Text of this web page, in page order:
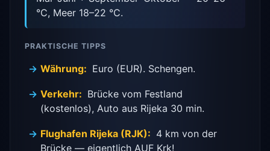
°C, Meer 18–22 °C.
PRAKTISCHE TIPPS
Währung: Euro (EUR). Schengen.
Verkehr: Brücke vom Festland
(kostenlos), Auto aus Rijeka 30 min.
Flughafen Rijeka (RJK): 4 km von der
Brücke — eigentlich AUF Krk!